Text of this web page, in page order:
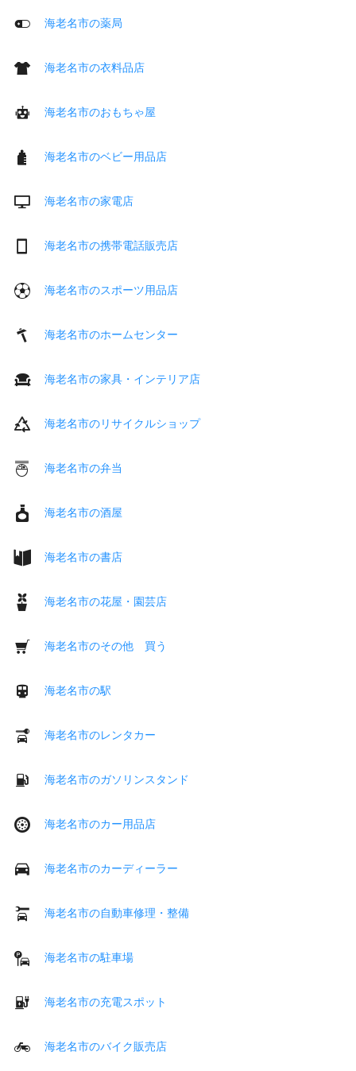
海老名市の薬局
海老名市の衣料品店
海老名市のおもちゃ屋
海老名市のベビー用品店
海老名市の家電店
海老名市の携帯電話販売店
海老名市のスポーツ用品店
海老名市のホームセンター
海老名市の家具・インテリア店
海老名市のリサイクルショップ
海老名市の弁当
海老名市の酒屋
海老名市の書店
海老名市の花屋・園芸店
海老名市のその他 買う
海老名市の駅
海老名市のレンタカー
海老名市のガソリンスタンド
海老名市のカー用品店
海老名市のカーディーラー
海老名市の自動車修理・整備
海老名市の駐車場
海老名市の充電スポット
海老名市のバイク販売店